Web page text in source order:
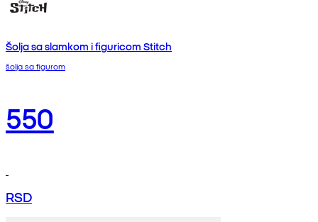
Šolja sa slamkom i figuricom Stitch
šolja sa figurom
550
RSD